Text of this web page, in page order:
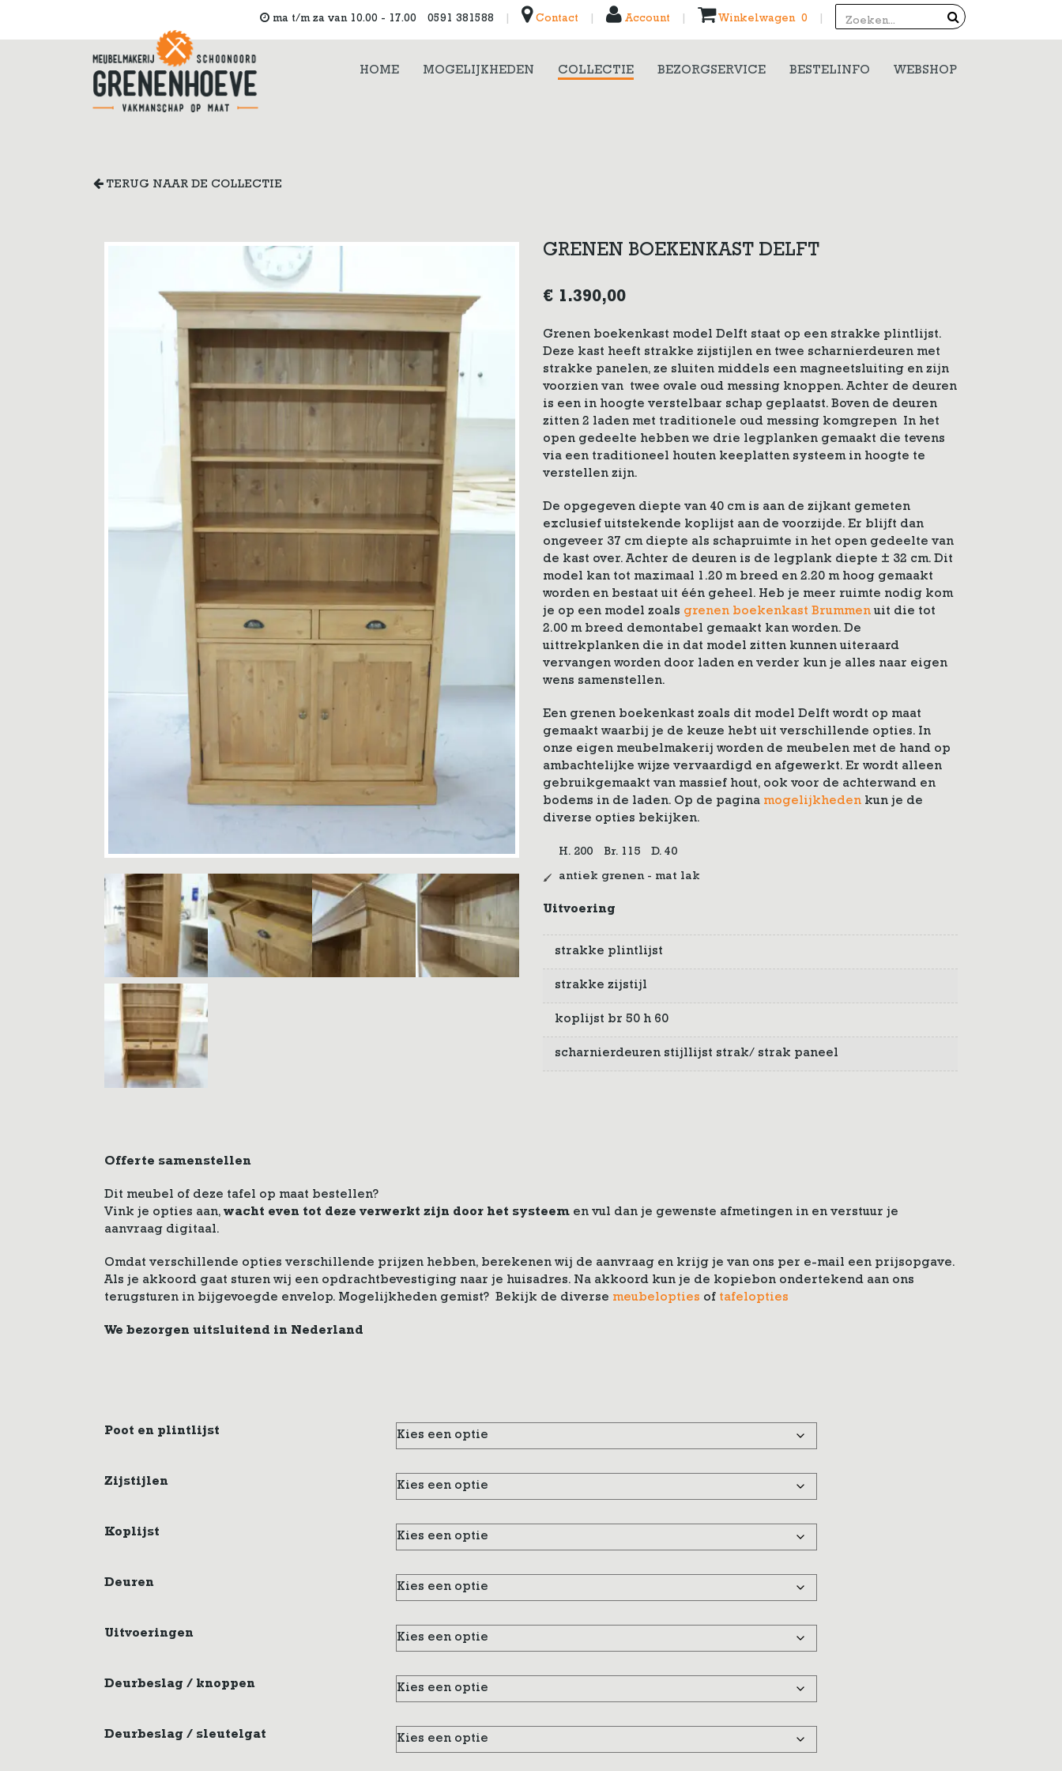
ma t/m za van 10.00 - 17.00 0591 381588 Contact Account Winkelwagen 0
HOME MOGELIJKHEDEN COLLECTIE BEZORGSERVICE BESTELINFO WEBSHOP
TERUG NAAR DE COLLECTIE
GRENEN BOEKENKAST DELFT
€ 1.390,00
Grenen boekenkast model Delft staat op een strakke plintlijst.
Deze kast heeft strakke zijstijlen en twee scharnierdeuren met
strakke panelen, ze sluiten middels een magneetsluiting en zijn
voorzien van twee ovale oud messing knoppen. Achter de deuren
is een in hoogte verstelbaar schap geplaatst. Boven de deuren
zitten 2 laden met traditionele oud messing komgrepen In het
open gedeelte hebben we drie legplanken gemaakt die tevens
via een traditioneel houten keeplatten systeem in hoogte te
verstellen zijn.
De opgegeven diepte van 40 cm is aan de zijkant gemeten
exclusief uitstekende koplijst aan de voorzijde. Er blijft dan
ongeveer 37 cm diepte als schapruimte in het open gedeelte van
de kast over. Achter de deuren is de legplank diepte ± 32 cm. Dit
model kan tot maximaal 1.20 m breed en 2.20 m hoog gemaakt
worden en bestaat uit één geheel. Heb je meer ruimte nodig kom
je op een model zoals grenen boekenkast Brummen uit die tot
2.00 m breed demontabel gemaakt kan worden. De
uittrekplanken die in dat model zitten kunnen uiteraard
vervangen worden door laden en verder kun je alles naar eigen
wens samenstellen.
Een grenen boekenkast zoals dit model Delft wordt op maat
gemaakt waarbij je de keuze hebt uit verschillende opties. In
onze eigen meubelmakerij worden de meubelen met de hand op
ambachtelijke wijze vervaardigd en afgewerkt. Er wordt alleen
gebruikgemaakt van massief hout, ook voor de achterwand en
bodems in de laden. Op de pagina mogelijkheden kun je de
diverse opties bekijken.
H. 200 Br. 115 D. 40
antiek grenen - mat lak
Uitvoering
strakke plintlijst
strakke zijstijl
koplijst br 50 h 60
scharnierdeuren stijllijst strak/ strak paneel
Offerte samenstellen
Dit meubel of deze tafel op maat bestellen?
Vink je opties aan, wacht even tot deze verwerkt zijn door het systeem en vul dan je gewenste afmetingen in en verstuur je
aanvraag digitaal.
Omdat verschillende opties verschillende prijzen hebben, berekenen wij de aanvraag en krijg je van ons per e-mail een prijsopgave.
Als je akkoord gaat sturen wij een opdrachtbevestiging naar je huisadres. Na akkoord kun je de kopiebon ondertekend aan ons
terugsturen in bijgevoegde envelop. Mogelijkheden gemist? Bekijk de diverse meubelopties of tafelopties
We bezorgen uitsluitend in Nederland
Poot en plintlijst
Zijstijlen
Koplijst
Deuren
Uitvoeringen
Deurbeslag / knoppen
Deurbeslag / sleutelgat